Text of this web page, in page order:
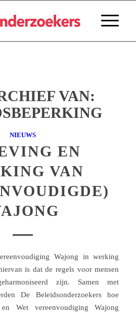
VAN:
NIEUWS
EN
VAN
Wajong in werking
is dat de regels voor mensen
zijn. Samen met
De Beleidsonderzoekers hoe
Wet vereenvoudiging Wajong